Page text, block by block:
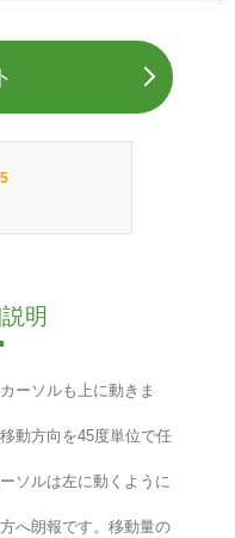
明
ーソルも上に動きま
動方向を45度単位で任
ソルは左に動くように
へ朗報です。移動量の